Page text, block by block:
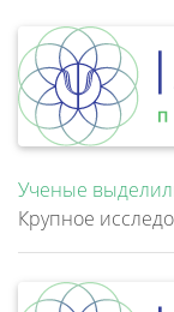
Ученые